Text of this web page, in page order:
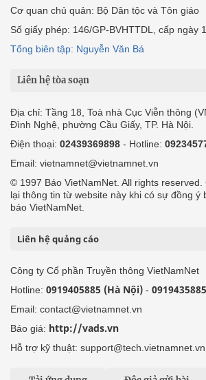
Cơ quan chủ quản: Bộ Dân tộc và Tôn giáo
Số giấy phép: 146/GP-BVHTTDL, cấp ngày
Tổng biên tập: Nguyễn Văn Bá
Liên hệ tòa soạn
Địa chỉ: Tầng 18, Toà nhà Cục Viễn thông
Đình Nghệ, phường Cầu Giấy, TP. Hà Nội.
Điện thoại: 02439369898 - Hotline:
Email: vietnamnet@vietnamnet.vn
© 1997 Báo VietNamNet. All rights
lại thông tin từ website này khi có sự đồng ý
báo VietNamNet.
Liên hệ quảng cáo
Công ty Cổ phần Truyền thông VietNamNet
Hotline: 0919405885 (Hà Nội) -
Email: contact@vietnamnet.vn
Báo giá: http://vads.vn
Hỗ trợ kỹ thuật: support@tech.vietnamnet.vn